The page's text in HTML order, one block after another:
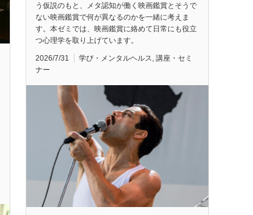
う仮説のもと、メタ認知が働く映画鑑賞とそうで
ない映画鑑賞で何が異なるのかを一緒に考えま
す。本ゼミでは、映画鑑賞に絡めて日常にも役立
つ心理学を取り上げています。
2026/7/31 学び・メンタルヘルス, 講座・セミ
ナー